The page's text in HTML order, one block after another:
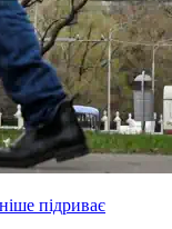
підриває